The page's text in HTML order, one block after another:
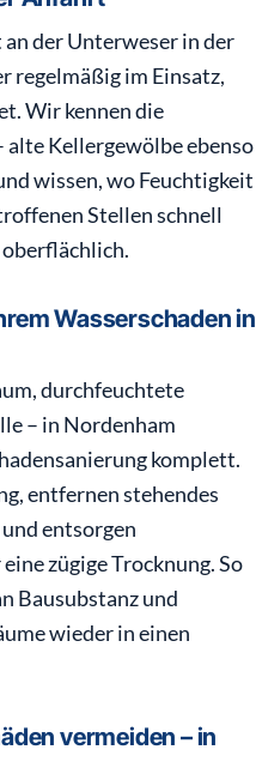
der Unterweser in der
regelmäßig im Einsatz,
Wir kennen die
Kellergewölbe ebenso
wissen, wo Feuchtigkeit
Stellen schnell
Wasserschaden in
durchfeuchtete
– in Nordenham
komplett.
entfernen stehendes
entsorgen
zügige Trocknung. So
Bausubstanz und
wieder in einen
vermeiden – in